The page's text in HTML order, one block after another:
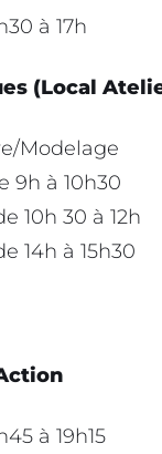
à 17h
(Local
Modelage
9h à 10h30
10h 30 à 12h
14h à 15h30
à 19h15